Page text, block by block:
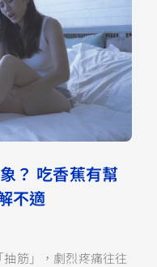
？ 吃香蕉有幫
不適
筋」，劇烈疼痛往往